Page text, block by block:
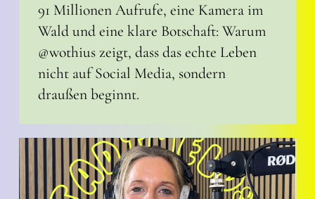
91 Millionen Aufrufe, eine Kamera im
Wald und eine klare Botschaft: Warum
@wothius zeigt, dass das echte Leben
nicht auf Social Media, sondern
draußen beginnt.